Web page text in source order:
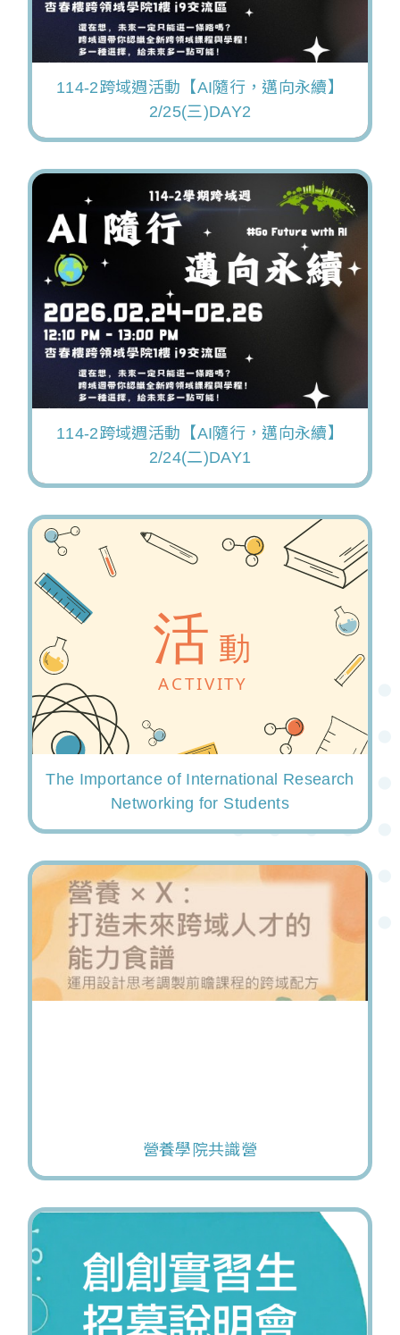
114-2跨域週活動【AI隨行，邁向永續】
2/25(三)DAY2
114-2跨域週活動【AI隨行，邁向永續】
2/24(二)DAY1
The Importance of International Research
Networking for Students
營養學院共識營